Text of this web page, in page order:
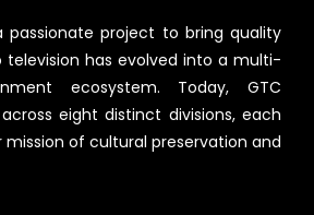
passionate project to bring quality
has evolved into a multi-
ecosystem. Today, GTC
eight distinct divisions, each
of cultural preservation and